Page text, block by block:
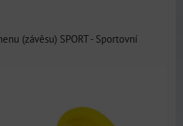
(závěsu) SPORT - Sportovní